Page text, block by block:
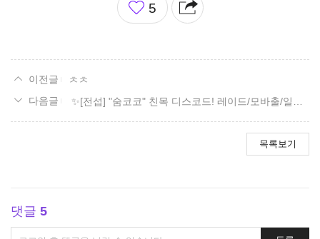
아
5
ㅊㅊ
✨[전섭] "숨코코" 친목 디스코드! 레이드/모바출/일숙/잡담✨
목록보기
댓글 5
댓